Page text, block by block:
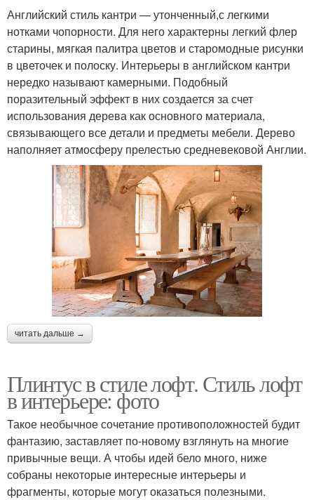
Английский стиль кантри — утонченный,с легкими
нотками чопорности. Для него характерны легкий флер
старины, мягкая палитра цветов и старомодные рисунки
в цветочек и полоску. Интерьеры в английском кантри
нередко называют камерными. Подобный
поразительный эффект в них создается за счет
использования дерева как основного материала,
связывающего все детали и предметы мебели. Дерево
наполняет атмосферу прелестью средневековой Англии.
читать дальше →
Плинтус в стиле лофт. Стиль лофт
в интерьере: фото
Такое необычное сочетание противоположностей будит
фантазию, заставляет по-новому взглянуть на многие
привычные вещи. А чтобы идей бело много, ниже
собраны некоторые интересные интерьеры и
фрагменты, которые могут оказаться полезными.